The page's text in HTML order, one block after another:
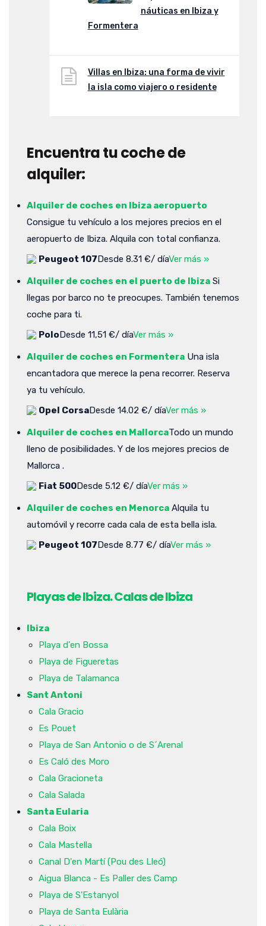
náuticas en Ibiza y
Formentera
Villas en Ibiza: una forma de vivir
la isla como viajero o residente
Encuentra tu coche de
alquiler:
Alquiler de coches en Ibiza aeropuerto
Consigue tu vehículo a los mejores precios en el
aeropuerto de Ibiza. Alquila con total confianza.
Peugeot 107 Desde 8.31 €/ díaVer más »
Alquiler de coches en el puerto de Ibiza Si
llegas por barco no te preocupes. También tenemos
coche para ti.
Polo Desde 11,51 €/ díaVer más »
Alquiler de coches en Formentera Una isla
encantadora que merece la pena recorrer. Reserva
ya tu vehículo.
Opel CorsaDesde 14.02 €/ díaVer más »
Alquiler de coches en MallorcaTodo un mundo
lleno de posibilidades. Y de los mejores precios de
Mallorca .
Fiat 500Desde 5.12 €/ díaVer más »
Alquiler de coches en Menorca Alquila tu
automóvil y recorre cada cala de esta bella isla.
Peugeot 107 Desde 8.77 €/ díaVer más »
Playas de Ibiza. Calas de Ibiza
Ibiza
Playa d'en Bossa
Playa de Figueretas
Playa de Talamanca
Sant Antoni
Cala Gracio
Es Pouet
Playa de San Antonio o de S´Arenal
Es Caló des Moro
Cala Gracioneta
Cala Salada
Santa Eularia
Cala Boix
Cala Mastella
Canal D'en Martí (Pou des Lleó)
Aigua Blanca - Es Paller des Camp
Playa de S'Estanyol
Playa de Santa Eulària